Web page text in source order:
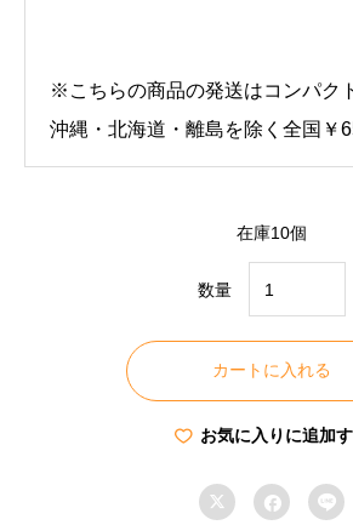
※こちらの商品の発送はコンパク
沖縄・北海道・離島を除く全国￥
在庫10個
数量
中
症
予
防
ー
カートに入れる
お気に入りに追加
  